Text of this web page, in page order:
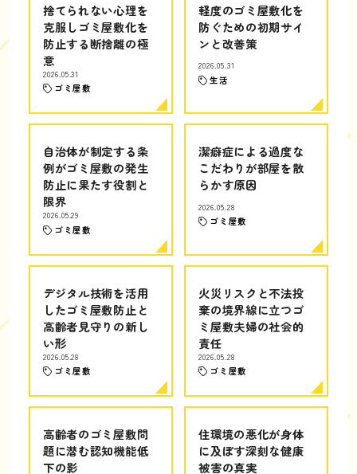
捨てられない心理を
克服しゴミ屋敷化を
防止する断捨離の極
意
2026.05.31
ゴミ屋敷
軽度のゴミ屋敷化を
防ぐための初期サイ
ンと改善策
2026.05.31
生活
自治体が制定する条
例がゴミ屋敷の発生
防止に果たす役割と
限界
2026.05.29
ゴミ屋敷
潔癖症による過度な
こだわりが部屋を散
らかす原因
2026.05.28
ゴミ屋敷
デジタル技術を活用
したゴミ屋敷防止と
高齢者見守りの新し
い形
2026.05.28
ゴミ屋敷
火災リスクと不法投
棄の境界線に立つゴ
ミ屋敷夫婦の社会的
責任
2026.05.28
ゴミ屋敷
高齢者のゴミ屋敷問
題に潜む認知機能低
下の影
住環境の悪化が身体
に及ぼす深刻な健康
被害の真実